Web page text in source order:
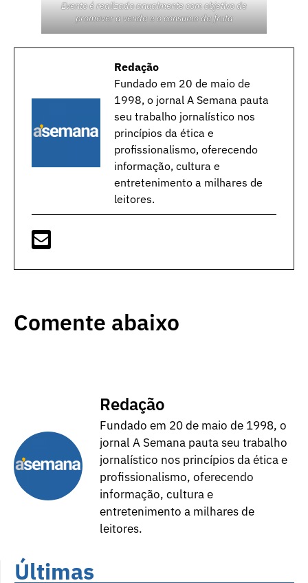
Evento é realizado anualmente com objetivo de
promover a venda e o consumo da fruta
Redação
Fundado em 20 de maio de
1998, o jornal A Semana pauta
seu trabalho jornalístico nos
princípios da ética e
profissionalismo, oferecendo
informação, cultura e
entretenimento a milhares de
leitores.
Comente abaixo
Redação
Fundado em 20 de maio de 1998, o
jornal A Semana pauta seu trabalho
jornalístico nos princípios da ética e
profissionalismo, oferecendo
informação, cultura e
entretenimento a milhares de
leitores.
Últimas